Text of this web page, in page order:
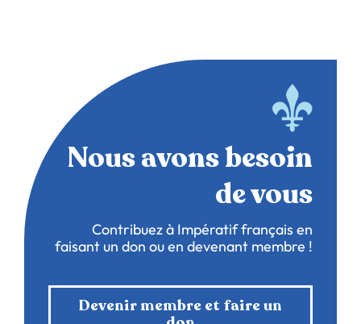
Nous avons besoin
de vous
Contribuez à Impératif français en
faisant un don ou en devenant membre !
Devenir membre et faire un